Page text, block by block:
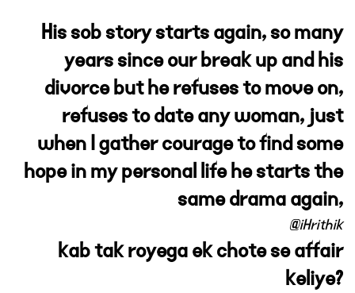
His sob story starts again, so many
years since our break up and his
divorce but he refuses to move on,
refuses to date any woman, just
when I gather courage to find some
hope in my personal life he starts the
same drama again,
@iHrithik
kab tak royega ek chote se affair
keliye?